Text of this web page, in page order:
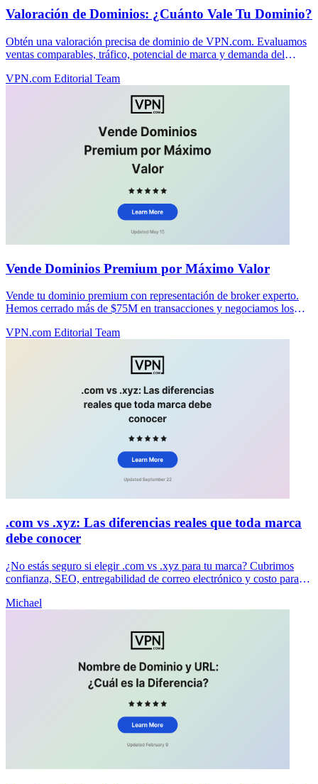
Valoración de Dominios: ¿Cuánto Vale Tu Dominio?
Obtén una valoración precisa de dominio de VPN.com. Evaluamos
ventas comparables, tráfico, potencial de marca y demanda del
VPN.com Editorial Team
Vende Dominios Premium por Máximo Valor
Vende tu dominio premium con representación de broker experto.
Hemos cerrado más de $75M en transacciones y negociamos los
VPN.com Editorial Team
.com vs .xyz: Las diferencias reales que toda marca
debe conocer
¿No estás seguro si elegir .com vs .xyz para tu marca? Cubrimos
confianza, SEO, entregabilidad de correo electrónico y costo para
Michael